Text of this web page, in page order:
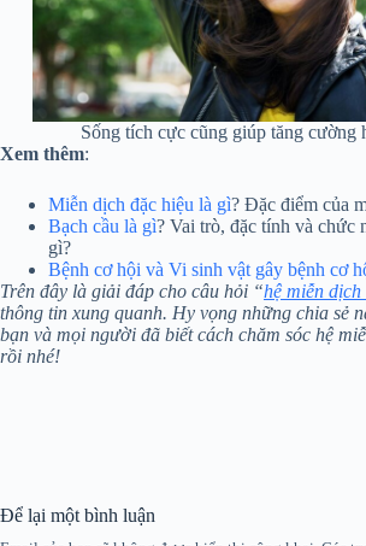
Sống tích cực cũng giúp tăng cường
Xem thêm:
Miễn dịch đặc hiệu là gì? Đặc điểm của
Bạch cầu là gì? Vai trò, đặc tính và chức
gì?
Bệnh cơ hội và Vi sinh vật gây bệnh cơ
Trên đây là giải đáp cho câu hỏi “hệ miễn
thông tin xung quanh. Hy vọng những chia sẻ
bạn và mọi người đã biết cách chăm sóc hệ
rồi nhé!
Để lại một bình luận